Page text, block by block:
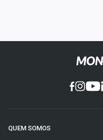
QUEM SOMOS